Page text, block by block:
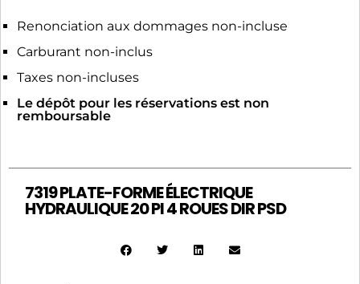
Renonciation aux dommages non-incluse
Carburant non-inclus
Taxes non-incluses
Le dépôt pour les réservations est non
remboursable
7319 PLATE-FORME ÉLECTRIQUE
HYDRAULIQUE 20 PI 4 ROUES DIR PSD